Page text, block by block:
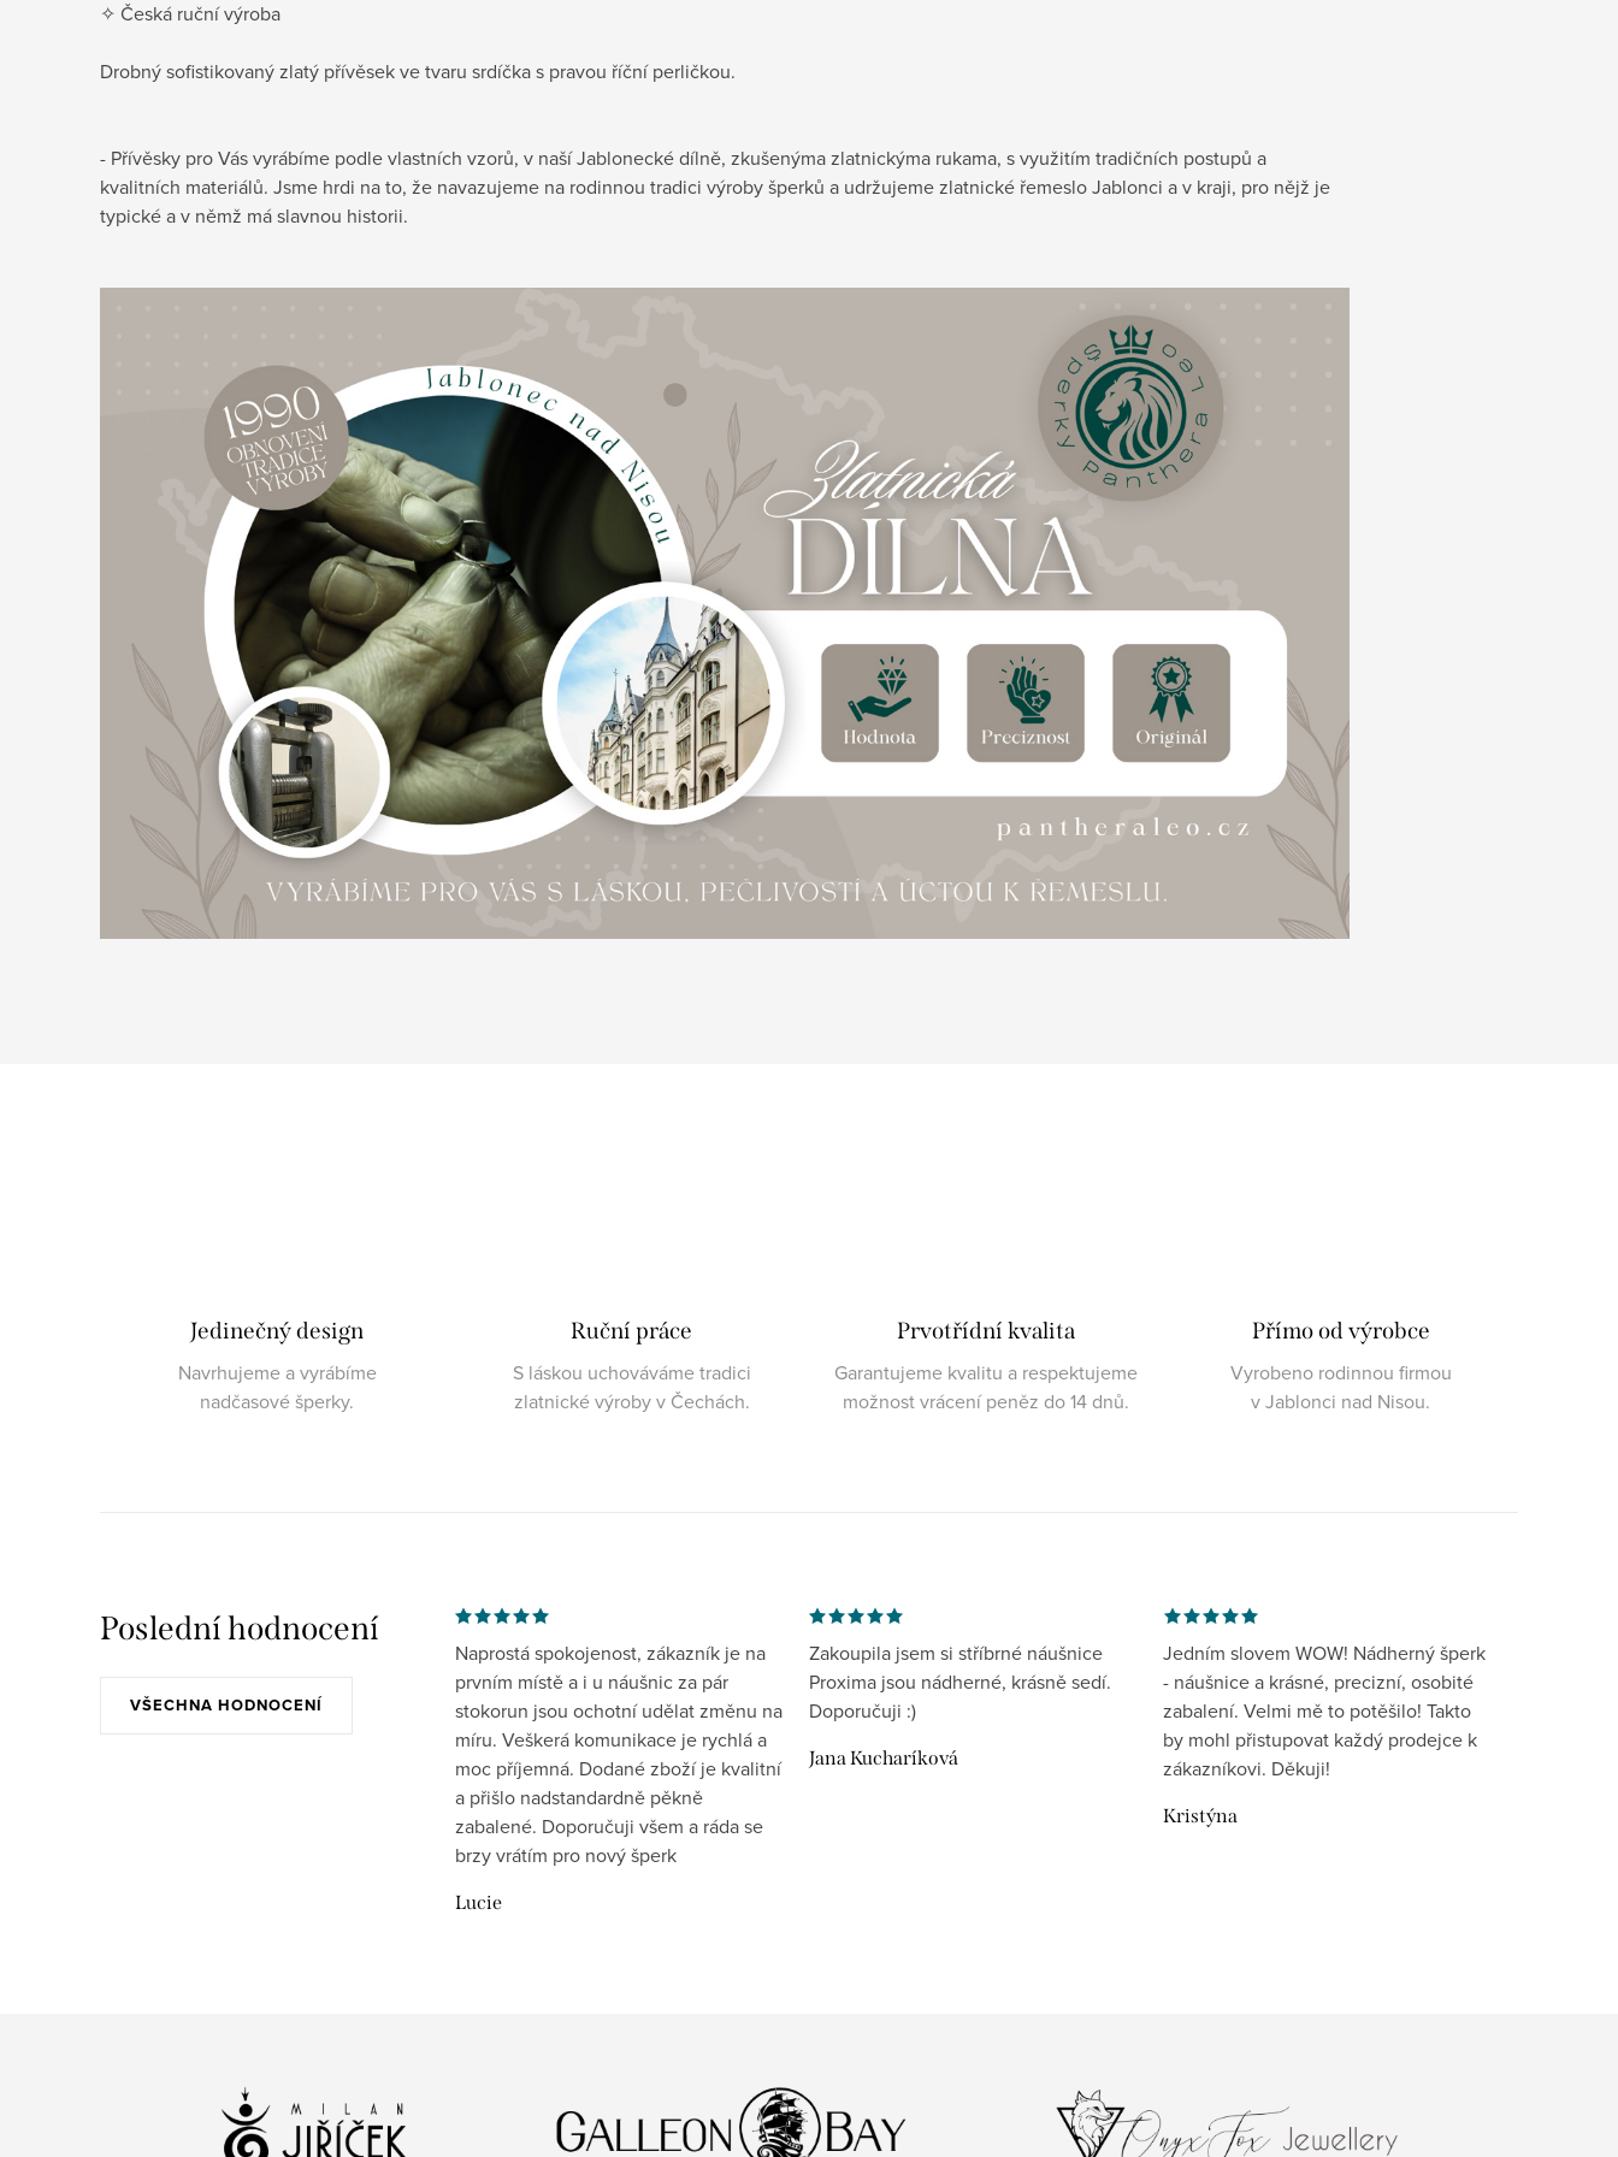
✧ Česká ruční výroba
Drobný sofistikovaný zlatý přívěsek ve tvaru srdíčka s pravou říční perličkou.
- Přívěsky pro Vás vyrábíme podle vlastních vzorů, v naší Jablonecké dílně, zkušenýma zlatnickýma rukama, s využitím tradičních postupů a
kvalitních materiálů. Jsme hrdi na to, že navazujeme na rodinnou tradici výroby šperků a udržujeme zlatnické řemeslo Jablonci a v kraji, pro nějž je
typické a v němž má slavnou historii.
Jedinečný design
Navrhujeme a vyrábíme
nadčasové šperky.
Ruční práce
S láskou uchováváme tradici
zlatnické výroby v Čechách.
Prvotřídní kvalita
Garantujeme kvalitu a respektujeme
možnost vrácení peněz do 14 dnů.
Přímo od výrobce
Vyrobeno rodinnou firmou
v Jablonci nad Nisou.
Poslední hodnocení
VŠECHNA HODNOCENÍ
Naprostá spokojenost, zákazník je na
prvním místě a i u náušnic za pár
stokorun jsou ochotní udělat změnu na
míru. Veškerá komunikace je rychlá a
moc příjemná. Dodané zboží je kvalitní
a přišlo nadstandardně pěkně
zabalené. Doporučuji všem a ráda se
brzy vrátím pro nový šperk
Lucie
Zakoupila jsem si stříbrné náušnice
Proxima jsou nádherné, krásně sedí.
Doporučuji :)
Jana Kucharíková
Jedním slovem WOW! Nádherný šperk
- náušnice a krásné, precizní, osobité
zabalení. Velmi mě to potěšilo! Takto
by mohl přistupovat každý prodejce k
zákazníkovi. Děkuji!
Kristýna